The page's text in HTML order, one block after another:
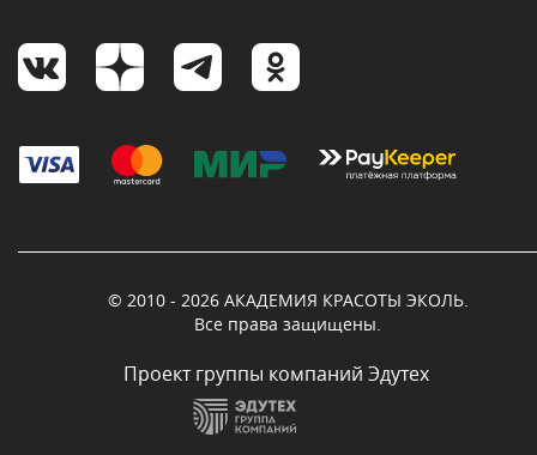
© 2010 - 2026 АКАДЕМИЯ КРАСОТЫ ЭКОЛЬ.
Все права защищены.
Проект группы компаний Эдутех